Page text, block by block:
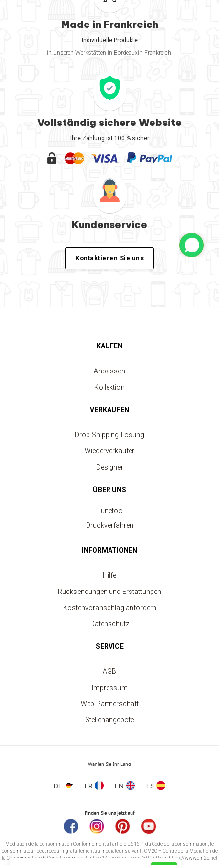
Ihre individuelle Foto-Tasse auf Tunetoo
Made in Frankreich
Individuelle Produkte
in unseren Werkstätten in Bordeauxin Frankreich.
Vollständig sichere Website
Ihre Zahlung ist 100 % sicher
Kundenservice
Kontaktieren Sie uns
KAUFEN
Anpassen
Kollektion
VERKAUFEN
Drop-Shipping-Lösung
Wiederverkäufer
Designer
ÜBER UNS
Tunetoo
Druckverfahren
INFORMATIONEN
Hilfe
Rücksendungen und Erstattungen
Kostenvoranschlag anfordern
Datenschutz
SERVICE
AGB
Impressum
Web-Partnerschaft
Stellenangebote
Wählen Sie Ihr Land
DE FR EN ES
Finden Sie uns jetzt auf
Médiation de la consommation Conformément à l’article L.616-1 du Code de la consommation, le
consommateur peut recourir gratuitement au médiateur suivant : CM2C – Centre de la Médiation de
la Consommation de Conciliateurs de Justice 14 rue Saint Jean 75017 Paris https://www.cm2c.net